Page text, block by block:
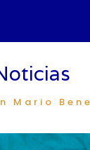
Mario